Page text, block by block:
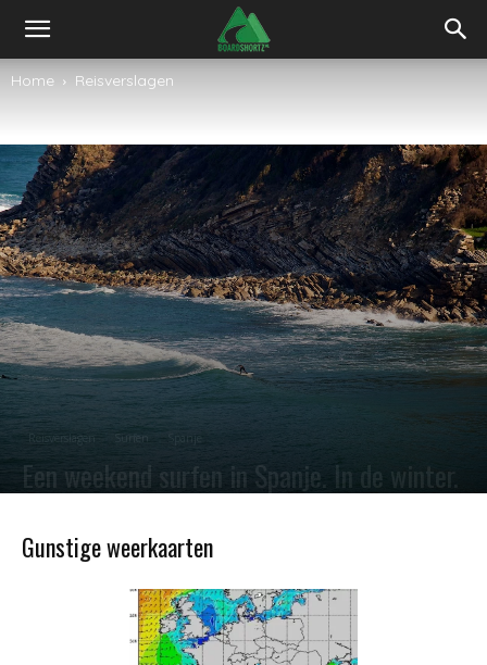
Home Reisverslagen
Reisverslagen Surfen Spanje
Een weekend surfen in Spanje. In de winter.
Gunstige weerkaarten